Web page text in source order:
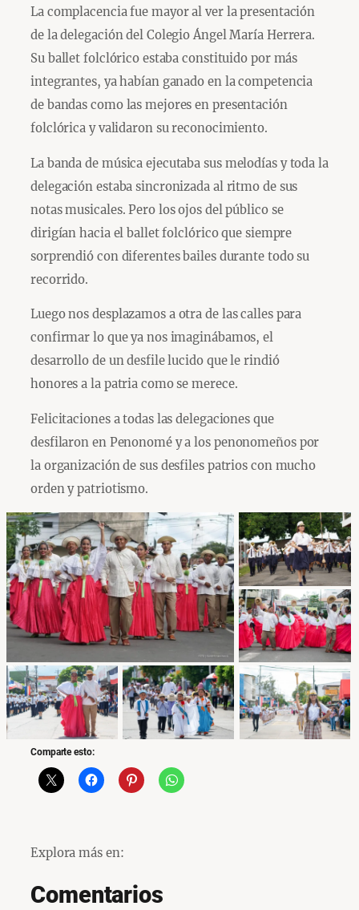
La complacencia fue mayor al ver la presentación
de la delegación del Colegio Ángel María Herrera.
Su ballet folclórico estaba constituido por más
integrantes, ya habían ganado en la competencia
de bandas como las mejores en presentación
folclórica y validaron su reconocimiento.
La banda de música ejecutaba sus melodías y toda la
delegación estaba sincronizada al ritmo de sus
notas musicales. Pero los ojos del público se
dirigían hacia el ballet folclórico que siempre
sorprendió con diferentes bailes durante todo su
recorrido.
Luego nos desplazamos a otra de las calles para
confirmar lo que ya nos imaginábamos, el
desarrollo de un desfile lucido que le rindió
honores a la patria como se merece.
Felicitaciones a todas las delegaciones que
desfilaron en Penonomé y a los penonomeños por
la organización de sus desfiles patrios con mucho
orden y patriotismo.
Comparte esto:
Explora más en:
Comentarios